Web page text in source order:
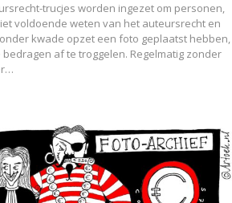
trucjes worden ingezet om personen,
voldoende weten van het auteursrecht en
kwade opzet een foto geplaatst hebben,
bedragen af te troggelen. Regelmatig zonder